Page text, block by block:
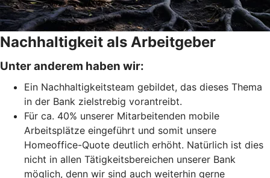
Nachhaltigkeit als Arbeitgeber
Unter anderem haben wir:
Ein Nachhaltigkeitsteam gebildet, das dieses Thema
in der Bank zielstrebig vorantreibt.
Für ca. 40% unserer Mitarbeitenden mobile
Arbeitsplätze eingeführt und somit unsere
Homeoffice-Quote deutlich erhöht. Natürlich ist dies
nicht in allen Tätigkeitsbereichen unserer Bank
möglich, denn wir sind auch weiterhin gerne